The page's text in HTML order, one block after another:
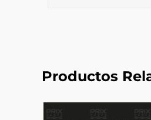
Productos